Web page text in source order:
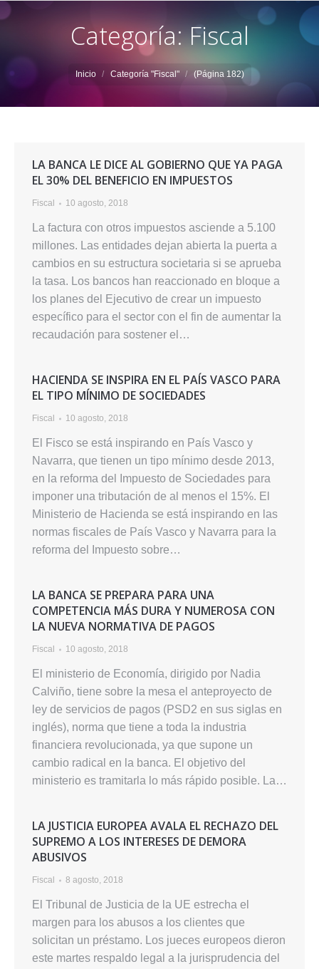
Categoría: Fiscal
Inicio Categoría "Fiscal" (Página 182)
LA BANCA LE DICE AL GOBIERNO QUE YA PAGA
EL 30% DEL BENEFICIO EN IMPUESTOS
Fiscal 10 agosto, 2018
La factura con otros impuestos asciende a 5.100
millones. Las entidades dejan abierta la puerta a
cambios en su estructura societaria si se aprueba
la tasa. Los bancos han reaccionado en bloque a
los planes del Ejecutivo de crear un impuesto
específico para el sector con el fin de aumentar la
recaudación para sostener el…
HACIENDA SE INSPIRA EN EL PAÍS VASCO PARA
EL TIPO MÍNIMO DE SOCIEDADES
Fiscal 10 agosto, 2018
El Fisco se está inspirando en País Vasco y
Navarra, que tienen un tipo mínimo desde 2013,
en la reforma del Impuesto de Sociedades para
imponer una tributación de al menos el 15%. El
Ministerio de Hacienda se está inspirando en las
normas fiscales de País Vasco y Navarra para la
reforma del Impuesto sobre…
LA BANCA SE PREPARA PARA UNA
COMPETENCIA MÁS DURA Y NUMEROSA CON
LA NUEVA NORMATIVA DE PAGOS
Fiscal 10 agosto, 2018
El ministerio de Economía, dirigido por Nadia
Calviño, tiene sobre la mesa el anteproyecto de
ley de servicios de pagos (PSD2 en sus siglas en
inglés), norma que tiene a toda la industria
financiera revolucionada, ya que supone un
cambio radical en la banca. El objetivo del
ministerio es tramitarla lo más rápido posible. La…
LA JUSTICIA EUROPEA AVALA EL RECHAZO DEL
SUPREMO A LOS INTERESES DE DEMORA
ABUSIVOS
Fiscal 8 agosto, 2018
El Tribunal de Justicia de la UE estrecha el
margen para los abusos a los clientes que
solicitan un préstamo. Los jueces europeos dieron
este martes respaldo legal a la jurisprudencia del